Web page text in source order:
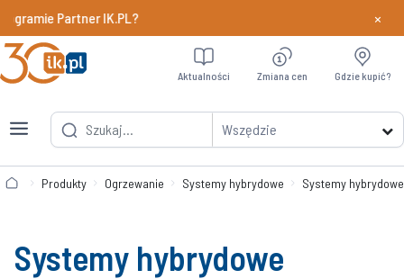
Partner IK.PL? Dowiedz
×
Wszędzie
Aktualności Zmiana cen Gdzie kupić?
Produkty Ogrzewanie Systemy hybrydowe Systemy hybrydowe
Systemy hybrydowe